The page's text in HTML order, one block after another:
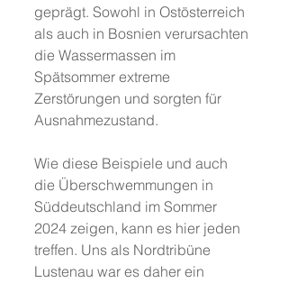
geprägt. Sowohl in Ostösterreich
als auch in Bosnien verursachten
die Wassermassen im
Spätsommer extreme
Zerstörungen und sorgten für
Ausnahmezustand.
Wie diese Beispiele und auch
die Überschwemmungen in
Süddeutschland im Sommer
2024 zeigen, kann es hier jeden
treffen. Uns als Nordtribüne
Lustenau war es daher ein